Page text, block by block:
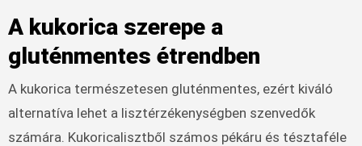
A kukorica szerepe a
gluténmentes étrendben
A kukorica természetesen gluténmentes, ezért kiváló
alternatíva lehet a lisztérzékenységben szenvedők
számára. Kukoricalisztből számos pékáru és tésztaféle